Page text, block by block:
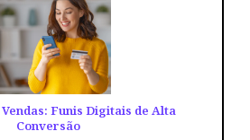
Funis Digitais de Alta
Conversão